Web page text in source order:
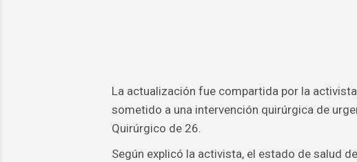
La actualización fue compartida por la
sometido a una intervención quirúrgica de
Quirúrgico de 26.
Según explicó la activista, el estado de salud